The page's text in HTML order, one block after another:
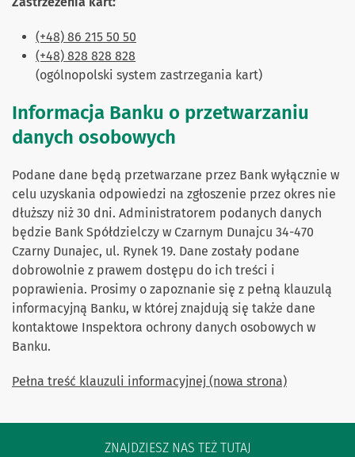
(+48) 86 215 50 50
(+48) 828 828 828
(ogólnopolski system zastrzegania kart)
Informacja Banku o przetwarzaniu
danych osobowych
Podane dane będą przetwarzane przez Bank wyłącznie w
celu uzyskania odpowiedzi na zgłoszenie przez okres nie
dłuższy niż 30 dni. Administratorem podanych danych
będzie Bank Spółdzielczy w Czarnym Dunajcu 34-470
Czarny Dunajec, ul. Rynek 19. Dane zostały podane
dobrowolnie z prawem dostępu do ich treści i
poprawienia. Prosimy o zapoznanie się z pełną klauzulą
informacyjną Banku, w której znajdują się także dane
kontaktowe Inspektora ochrony danych osobowych w
Banku.
Pełna treść klauzuli informacyjnej (nowa strona)
ZNAJDZIESZ NAS TEŻ TUTAJ